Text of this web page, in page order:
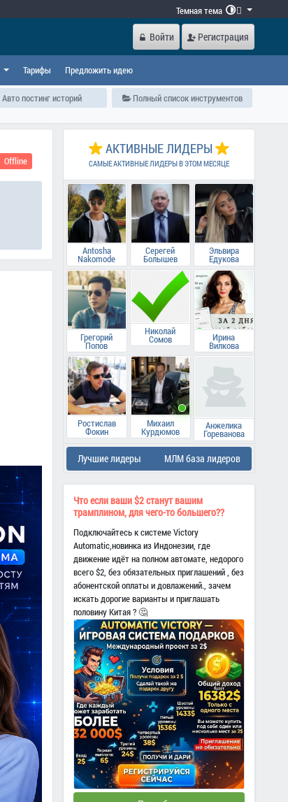
Темная тема 
Войти Регистрация
Тарифы Предложить идею
Авто постинг историй Полный список инструментов
Offline
АКТИВНЫЕ ЛИДЕРЫ
САМЫЕ АКТИВНЫЕ ЛИДЕРЫ В ЭТОМ МЕСЯЦЕ
Antosha
Nakomode
Серегей
Болышев
Эльвира
Едукова
Грегорий
Попов
Николай
Сомов Ирина
Вилкова
Ростислав
Фокин
Михаил
Курдюмов Анжелика
Гореванова
Лучшие лидеры МЛМ база лидеров
Что если ваши $2 станут вашим
трамплином, для чего-то большего??
Подключайтесь к системе Victory
Automatic,новинка из Индонезии, где
движение идёт на полном автомате, недорого
всего $2, без обязательных приглашений , без
абонентской оплаты и довлажений., зачем
искать дорогие варианты и приглашать
половину Китая ? 🤔